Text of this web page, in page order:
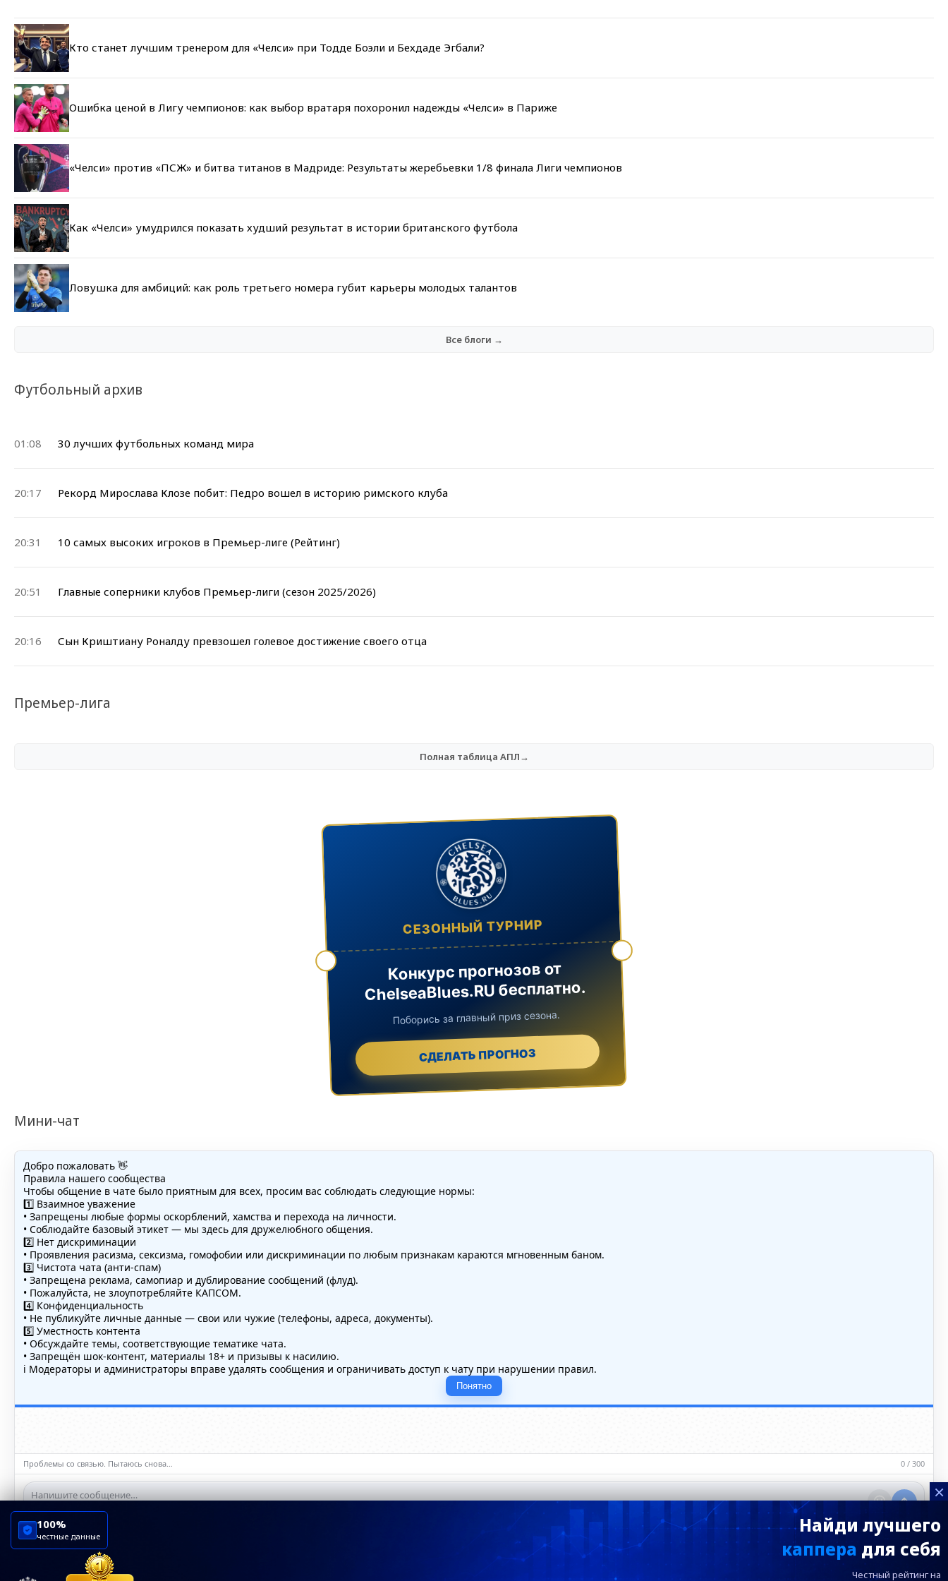
Кто станет лучшим тренером для «Челси» при Тодде Боэли и Бехдаде Эгбали?
Ошибка ценой в Лигу чемпионов: как выбор вратаря похоронил надежды «Челси» в Париже
«Челси» против «ПСЖ» и битва титанов в Мадриде: Результаты жеребьевки 1/8 финала Лиги чемпионов
Как «Челси» умудрился показать худший результат в истории британского футбола
Ловушка для амбиций: как роль третьего номера губит карьеры молодых талантов
Все блоги →
Футбольный архив
01:08 30 лучших футбольных команд мира
20:17 Рекорд Мирослава Клозе побит: Педро вошел в историю римского клуба
20:31 10 самых высоких игроков в Премьер-лиге (Рейтинг)
20:51 Главные соперники клубов Премьер-лиги (сезон 2025/2026)
20:16 Сын Криштиану Роналду превзошел голевое достижение своего отца
Премьер-лига
Полная таблица АПЛ→
СЕЗОННЫЙ ТУРНИР
Конкурс прогнозов от
ChelseaBlues.RU бесплатно.
Поборись за главный приз сезона.
СДЕЛАТЬ ПРОГНОЗ
Мини-чат
Добро пожаловать 👋
Правила нашего сообщества
Чтобы общение в чате было приятным для всех, просим вас соблюдать следующие нормы:
1️⃣ Взаимное уважение
• Запрещены любые формы оскорблений, хамства и перехода на личности.
• Соблюдайте базовый этикет — мы здесь для дружелюбного общения.
2️⃣ Нет дискриминации
• Проявления расизма, сексизма, гомофобии или дискриминации по любым признакам караются мгновенным баном.
3️⃣ Чистота чата (анти-спам)
• Запрещена реклама, самопиар и дублирование сообщений (флуд).
• Пожалуйста, не злоупотребляйте КАПСОМ.
4️⃣ Конфиденциальность
• Не публикуйте личные данные — свои или чужие (телефоны, адреса, документы).
5️⃣ Уместность контента
• Обсуждайте темы, соответствующие тематике чата.
• Запрещён шок-контент, материалы 18+ и призывы к насилию.
ℹ️ Модераторы и администраторы вправе удалять сообщения и ограничивать доступ к чату при нарушении правил.
Понятно
Проблемы со связью. Пытаюсь снова… 0 / 300
×
Найди лучшего
каппера для себя
Честный рейтинг на
100%
честные данные